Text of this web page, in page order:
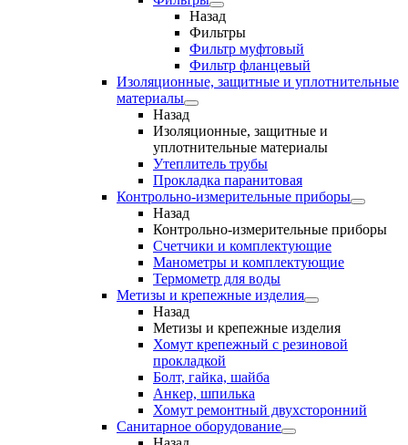
Назад
Фильтры
Фильтр муфтовый
Фильтр фланцевый
Изоляционные, защитные и уплотнительные
материалы
Назад
Изоляционные, защитные и
уплотнительные материалы
Утеплитель трубы
Прокладка паранитовая
Контрольно-измерительные приборы
Назад
Контрольно-измерительные приборы
Счетчики и комплектующие
Манометры и комплектующие
Термометр для воды
Метизы и крепежные изделия
Назад
Метизы и крепежные изделия
Хомут крепежный с резиновой
прокладкой
Болт, гайка, шайба
Анкер, шпилька
Хомут ремонтный двухсторонний
Санитарное оборудование